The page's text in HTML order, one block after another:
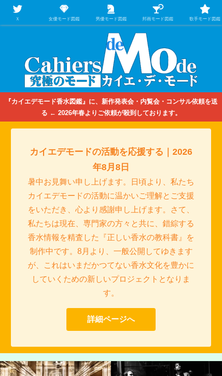
【映画/音楽の中のファッション＆香水】を徹底的に分析するファッション＆ア
パレル業界人のための学習サイト
『カイエデモード香水図鑑』に、新作発表会・内覧会・コンサル依頼を送
る ← 2026年春よりご依頼が殺到しております。
カイエデモードの活動を応援する｜2026
年8月8日
暑中お見舞い申し上げます。日頃より、私たち
カイエデモードの活動に温かいご理解とご支援
をいただき、心より感謝申し上げます。さて、
私たちは現在、専門家の方々と共に、錯綜する
香水情報を精査した『正しい香水の教科書』を
制作中です。8月より、一般公開してゆきます
が、これはいまだかつてない香水文化を豊かに
していくための新しいプロジェクトとなりま
す。
詳細ページへ
Ｘ 女優モード図鑑 男優モード図鑑 邦画モード図鑑 歌手モード図鑑